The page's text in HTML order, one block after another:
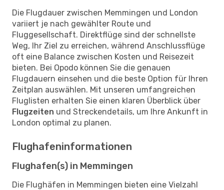
Die Flugdauer zwischen Memmingen und London
variiert je nach gewählter Route und
Fluggesellschaft. Direktflüge sind der schnellste
Weg, Ihr Ziel zu erreichen, während Anschlussflüge
oft eine Balance zwischen Kosten und Reisezeit
bieten. Bei Opodo können Sie die genauen
Flugdauern einsehen und die beste Option für Ihren
Zeitplan auswählen. Mit unseren umfangreichen
Fluglisten erhalten Sie einen klaren Überblick über
Flugzeiten und Streckendetails, um Ihre Ankunft in
London optimal zu planen.
Flughafeninformationen
Flughafen(s) in Memmingen
Die Flughäfen in Memmingen bieten eine Vielzahl